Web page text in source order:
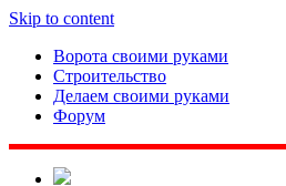
Skip to content
Ворота своими руками
Строительство
Делаем своими руками
Форум